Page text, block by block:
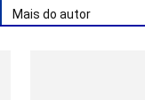
Mais do autor